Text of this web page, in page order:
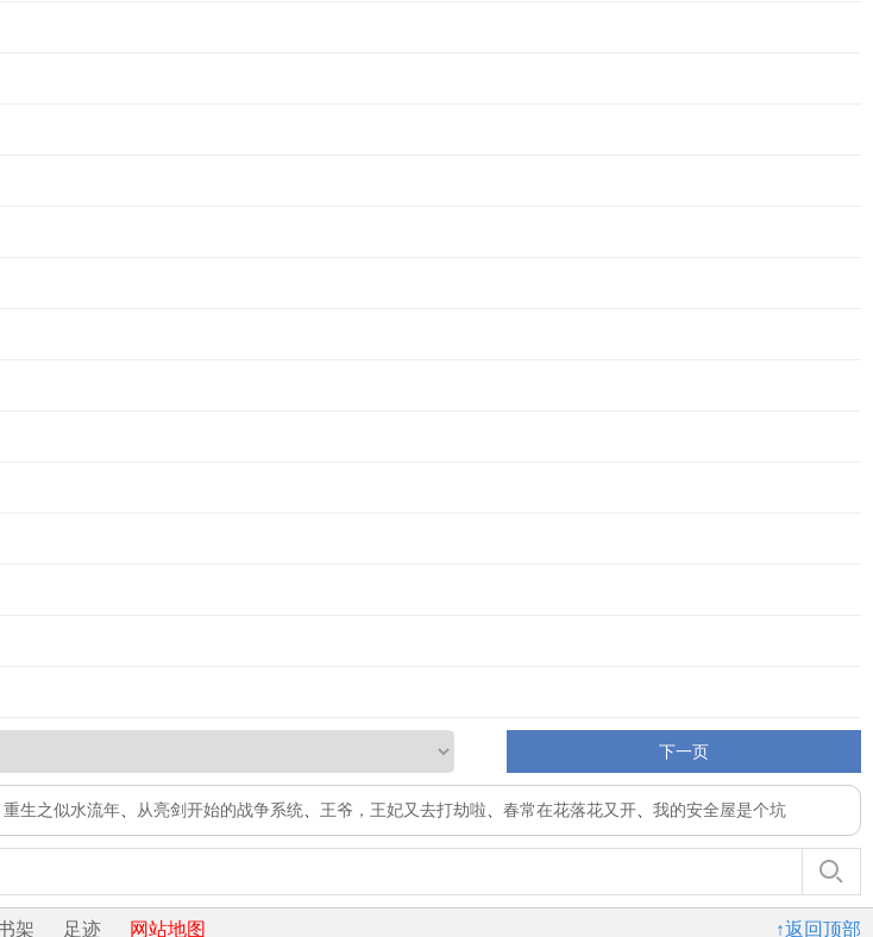
下一页
重生之似水流年 从亮剑开始的战争系统 王爷，王妃又去打劫啦 春常在花落花又开 我的安全屋是个坑
↑返回顶部
架 足迹 网站地图